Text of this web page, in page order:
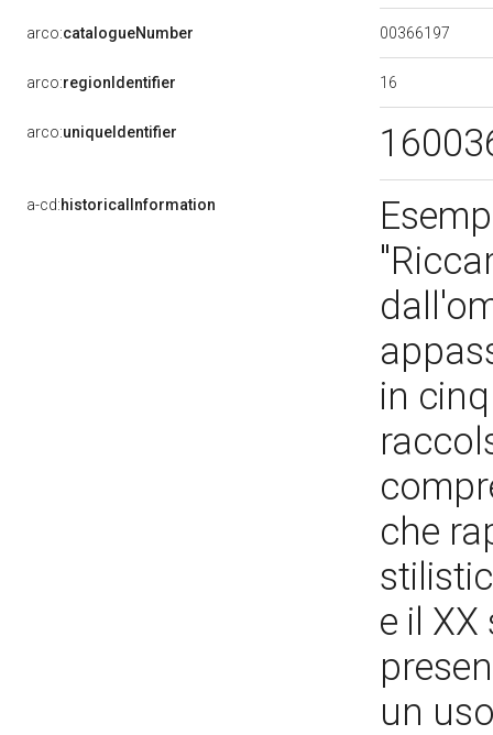
arco:catalogueNumber 00366197
arco:regionIdentifier 16
arco:uniqueIdentifier
a-cd:historicalInformation
in
che
e il
un